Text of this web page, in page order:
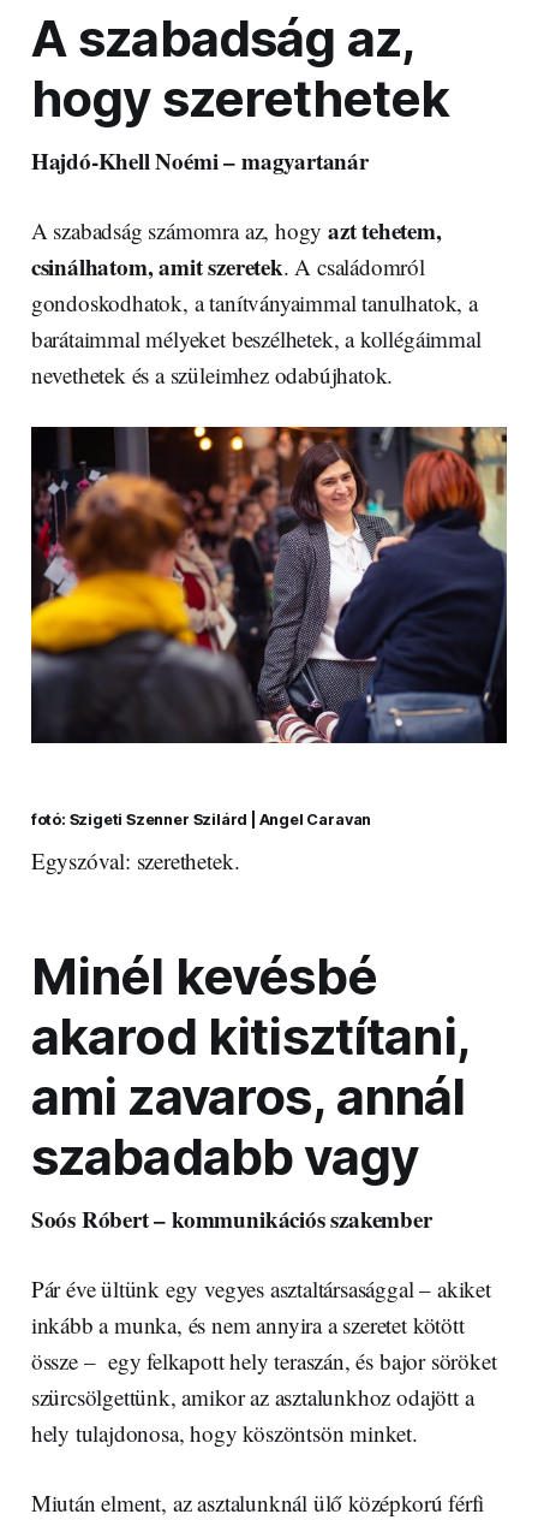
A szabadság az,
hogy szerethetek
Hajdó-Khell Noémi – magyartanár
A szabadság számomra az, hogyazt tehetem,
csinálhatom, amit szeretek. A családomról
gondoskodhatok, a tanítványaimmal tanulhatok, a
barátaimmal mélyeket beszélhetek, a kollégáimmal
nevethetek és a szüleimhez odabújhatok.
fotó: Szigeti Szenner Szilárd | Angel Caravan
Egyszóval: szerethetek.
Minél kevésbé
akarod kitisztítani,
ami zavaros, annál
szabadabb vagy
Soós Róbert – kommunikációs szakember
Pár éve ültünk egy vegyes asztaltársasággal – akiket
inkább a munka, és nem annyira a szeretet kötött
össze – egy felkapott hely teraszán, és bajor söröket
szürcsölgettünk, amikor az asztalunkhoz odajött a
hely tulajdonosa, hogy köszöntsön minket.
Miután elment, az asztalunknál ülő középkorú férfi